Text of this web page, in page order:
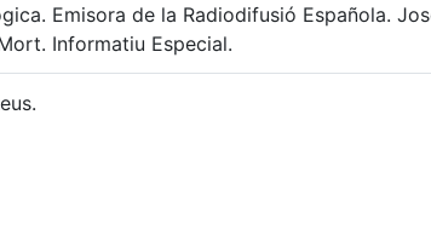
Emisora de la Radiodifusió Española.
Informatiu Especial.